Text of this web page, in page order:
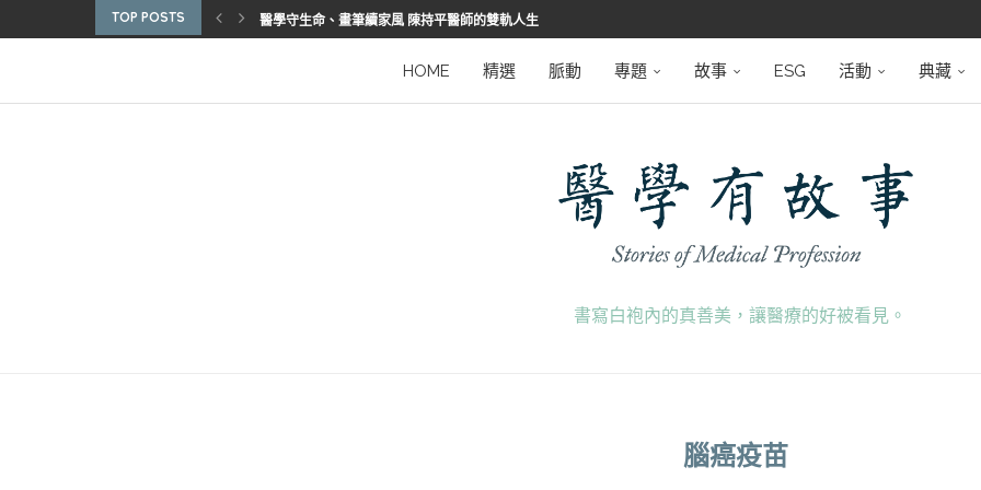
TOP POSTS 醫學守生命、畫筆續家風 陳持平醫師的雙軌人生
2025優秀護理人員表揚 看見疫後醫護堅韌
從臨床到國際舞台 江秉穎醫師的睡眠醫學之路
陳曾基院長：從紅榜少年到偏鄉醫院守望者
臺灣腦健康協會學術研討會 腦疾權威重磅登場
HOME 精選 脈動 專題 故事 ESG 活動 典藏
書寫白袍內的真善美，讓醫療的好被看見。
腦癌疫苗